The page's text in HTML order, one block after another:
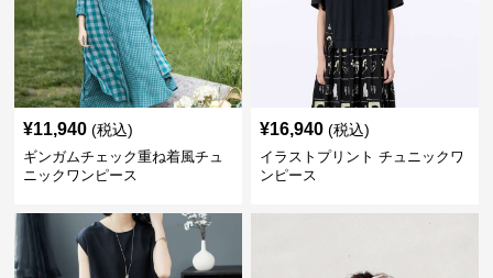
¥11,940 (税込)
ギンガムチェック重ね着風チュ
ニックワンピース
¥16,940 (税込)
イラストプリント チュニックワ
ンピース